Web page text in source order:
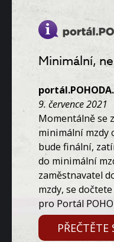
Minimální,
9. července 2021
Momentálně se
minimální mzdy
bude finální,
do minimální
zaměstnavatel
mzdy, se
pro Portál
PŘEČTĚTE